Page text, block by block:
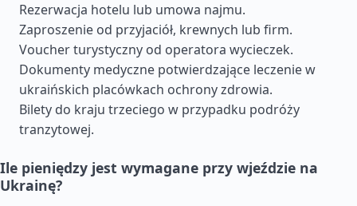
Rezerwacja hotelu lub umowa najmu.
Zaproszenie od przyjaciół, krewnych lub firm.
Voucher turystyczny od operatora wycieczek.
Dokumenty medyczne potwierdzające leczenie w
ukraińskich placówkach ochrony zdrowia.
Bilety do kraju trzeciego w przypadku podróży
tranzytowej.
Ile pieniędzy jest wymagane przy wjeździe na
Ukrainę?